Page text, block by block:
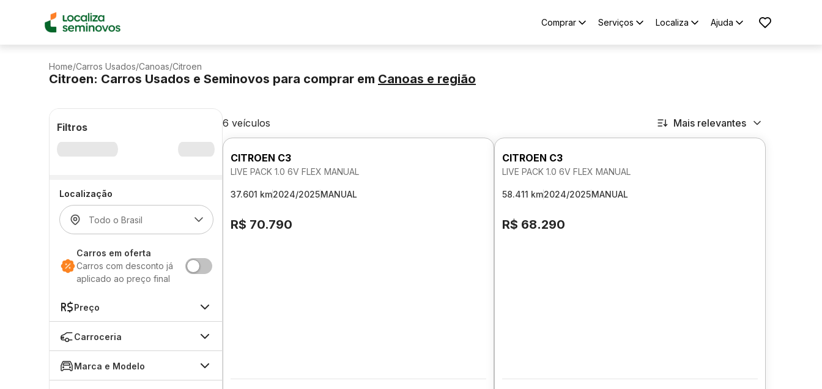
Comprar Serviços Localiza Ajuda
Home/Carros Usados/Canoas/Citroen
Citroen: Carros Usados e Seminovos para comprar em Canoas e região
Filtros
Localização
Carros em oferta
Carros com desconto já
aplicado ao preço final
Preço
Carroceria
Marca e Modelo
6 veículos Mais relevantes
CITROEN C3
LIVE PACK 1.0 6V FLEX MANUAL
37.601 km2024/2025MANUAL
R$ 70.790
CITROEN C3
LIVE PACK 1.0 6V FLEX MANUAL
58.411 km2024/2025MANUAL
R$ 68.290